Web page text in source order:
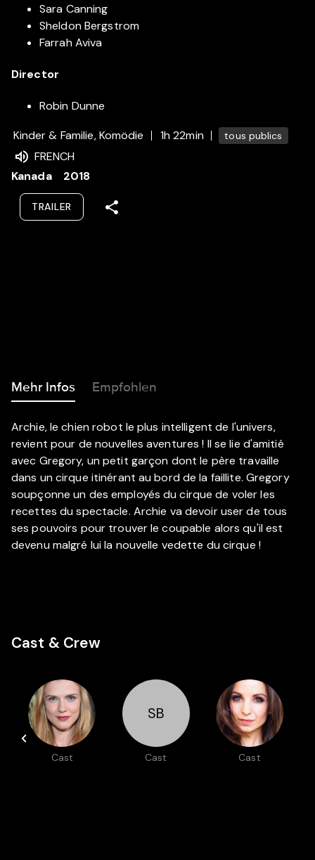
Sara Canning
Sheldon Bergstrom
Farrah Aviva
Director
Robin Dunne
Kinder & Familie, Komödie
1h 22min tous publics
FRENCH
Kanada
2018
TRAILER
Mehr Infos Empfohlen
Archie, le chien robot le plus intelligent de l'univers,
revient pour de nouvelles aventures ! Il se lie d'amitié
avec Gregory, un petit garçon dont le père travaille
dans un cirque itinérant au bord de la faillite. Gregory
soupçonne un des employés du cirque de voler les
recettes du spectacle. Archie va devoir user de tous
ses pouvoirs pour trouver le coupable alors qu'il est
devenu malgré lui la nouvelle vedette du cirque !
Cast & Crew
Cast
SB
Cast Cast